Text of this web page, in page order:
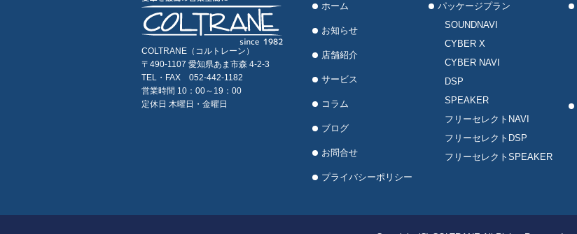
COLTRANE（コルトレーン）
〒490-1107 愛知県あま市森 4-2-3
TEL・FAX 052-442-1182
営業時間 10：00～19：00
定休日 木曜日・金曜日
ホーム
お知らせ
店舗紹介
サービス
コラム
ブログ
お問合せ
プライバシーポリシー
パッケージプラン
SOUNDNAVI
CYBER X
CYBER NAVI
DSP
SPEAKER
フリーセレクトNAVI
フリーセレクトDSP
フリーセレクトSPEAKER